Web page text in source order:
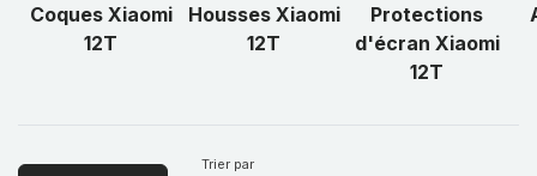
Coques Xiaomi
12T
Housses Xiaomi
12T
Protections
d'écran Xiaomi
12T
Trier par